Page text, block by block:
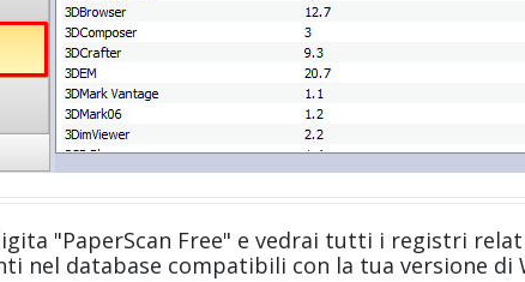
"PaperScan Free" e vedrai tutti i registri
nel database compatibili con la tua versione di